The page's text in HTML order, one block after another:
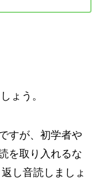
ょう。
すが、初学者や
を取り入れるな
し音読しましょ